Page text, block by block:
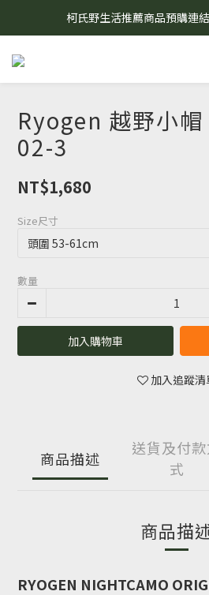
8/7 當天暫停開放工作
柯氏野生活推薦商品預購連
8/7 當天暫停開放工作室
Ryogen 越野小
02-3
NT$1,680
Size尺寸
數量
加入購物車
加入追蹤清
商品描述
送貨及付
式
商品描
RYOGEN NIGHTCAMO